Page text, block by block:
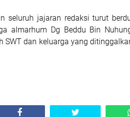
seluruh jajaran redaksi turut
almarhum Dg Beddu Bin
SWT dan keluarga yang